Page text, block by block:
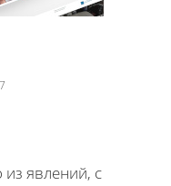
явлений, с